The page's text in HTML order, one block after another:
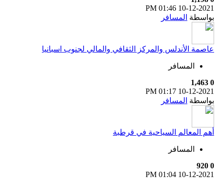
10-12-2021
01:46 PM
بواسطة المسافر
عاصمة الأندلس والمركز الثقافي والمالي لجنوب اسبانيا
المسافر
0
1,463
10-12-2021
01:17 PM
بواسطة المسافر
أهم المعالم السياحية في قرطبة
المسافر
0
920
10-12-2021
01:04 PM